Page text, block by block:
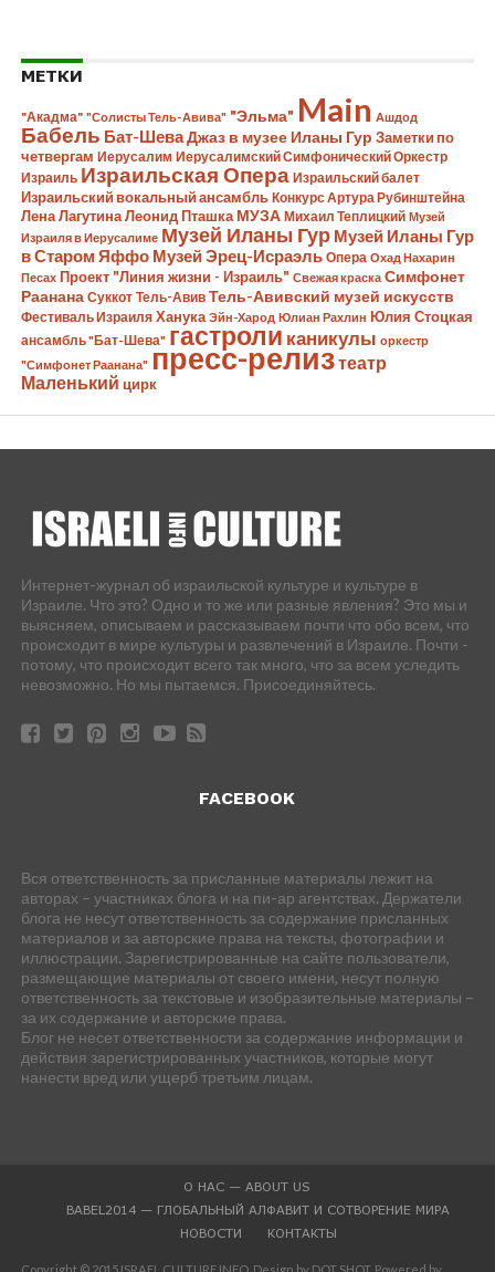
МЕТКИ
"Акадма" "Солисты Тель-Авива" "Эльма" Main Ашдод
Бабель Бат-ШеваДжаз в музее Иланы Гур Заметки по
четвергам Иерусалим Иерусалимский Симфонический Оркестр
Израиль Израильская Опера Израильский балет
Израильский вокальный ансамбль Конкурс Артура Рубинштейна
Лена Лагутина Леонид Пташка МУЗА Михаил Теплицкий Музей
Израиля в Иерусалиме Музей Иланы Гур Музей Иланы Гур
в Старом Яффо Музей Эрец-Исраэль Опера Охад Нахарин
Песах Проект "Линия жизни - Израиль" Свежая краска Симфонет
Раанана Суккот Тель-Авив Тель-Авивский музей искусств
Фестиваль Израиля Ханука Эйн-Харод Юлиан Рахлин Юлия Стоцкая
ансамбль "Бат-Шева" гастроли каникулы оркестр
"Симфонет Раанана" пресс-релизтеатр
Маленький цирк
Интернет-журнал об израильской культуре и культуре в
Израиле. Что это? Одно и то же или разные явления? Это мы и
выясняем, описываем и рассказываем почти что обо всем, что
происходит в мире культуры и развлечений в Израиле. Почти -
потому, что происходит всего так много, что за всем уследить
невозможно. Но мы пытаемся. Присоединяйтесь.
FACEBOOK
Вся ответственность за присланные материалы лежит на
авторах – участниках блога и на пи-ар агентствах. Держатели
блога не несут ответственность за содержание присланных
материалов и за авторские права на тексты, фотографии и
иллюстрации. Зарегистрированные на сайте пользователи,
размещающие материалы от своего имени, несут полную
ответственность за текстовые и изобразительные материалы –
за их содержание и авторские права.
Блог не несет ответственности за содержание информации и
действия зарегистрированных участников, которые могут
нанести вред или ущерб третьим лицам.
О НАС — ABOUT US
BABEL2014 — ГЛОБАЛЬНЫЙ АЛФАВИТ И СОТВОРЕНИЕ МИРА
НОВОСТИ
КОНТАКТЫ
Copyright © 2015 ISRAEL CULTURE.INFO. Design by DOT SHOT. Powered by